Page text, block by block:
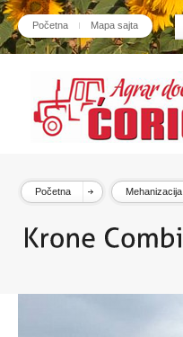
Početna Mapa sajta
Početna Mehanizacija